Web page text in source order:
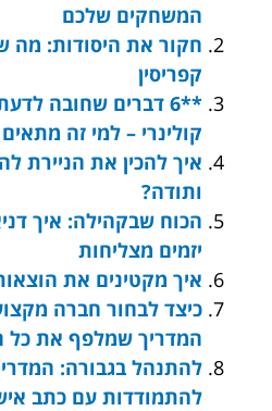
המשחקים שלכם
חקור את היסודות: מה
קפריסין
**6 דברים שחובה
קולינרי – למי זה
איך להכין את הניירת
ותודה?
הכוח שבקהילה: איך
יזמים מצליחות
איך מקטינים את
כיצד לבחור חברה
המדריך שמלפף את כל
להתנהל בגבורה:
להתמודדות עם כתב